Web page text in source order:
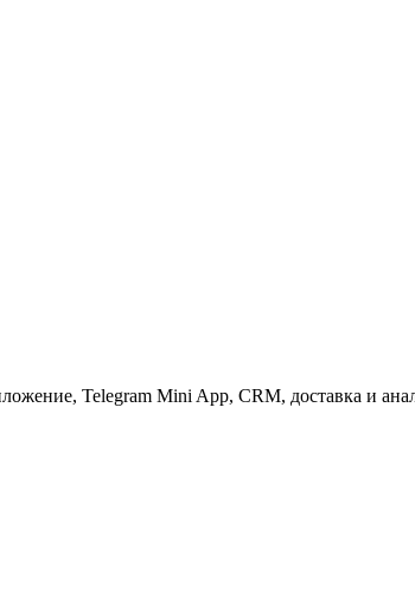
Telegram Mini App, CRM, доставка и